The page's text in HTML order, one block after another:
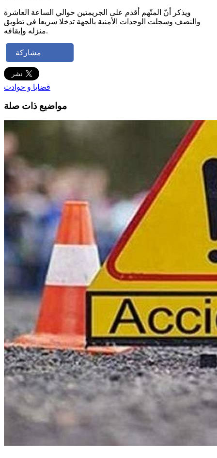
ويذكر أنّ المتّهم أقدم على الجريمتين حوالي الساعة العاشرة
والنصف وسجلت الوحدات الأمنية بالجهة تدخلا سريعا في تطويق
منزله وإيقافه.
مشاركة
قضايا و حوادث
مواضيع ذات صلة